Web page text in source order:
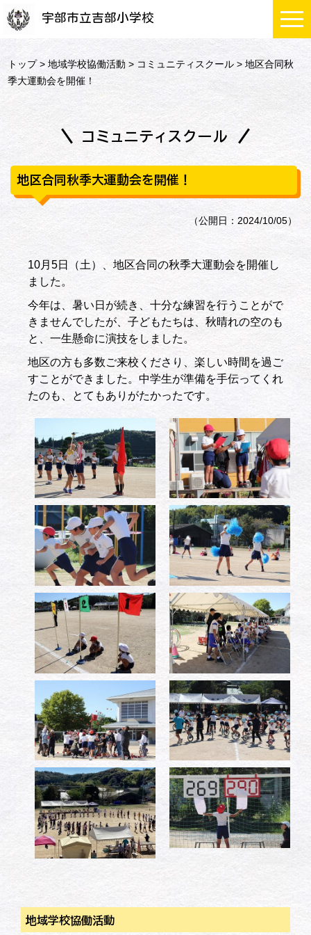
宇部市立吉部小学校
トップ>地域学校協働活動 > コミュニティスクール > 地区合同秋
季大運動会を開催！
コミュニティスクール
地区合同秋季大運動会を開催！
（公開日：2024/10/05）
10月5日（土）、地区合同の秋季大運動会を開催し
ました。
今年は、暑い日が続き、十分な練習を行うことがで
きませんでしたが、子どもたちは、秋晴れの空のも
と、一生懸命に演技をしました。
地区の方も多数ご来校くださり、楽しい時間を過ご
すことができました。中学生が準備を手伝ってくれ
たのも、とてもありがたかったです。
地域学校協働活動